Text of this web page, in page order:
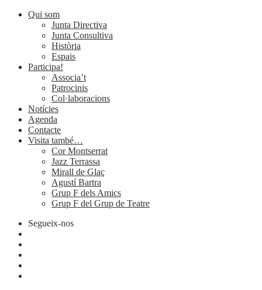
Qui som
Junta Directiva
Junta Consultiva
Història
Espais
Participa!
Associa’t
Patrocinis
Col·laboracions
Notícies
Agenda
Contacte
Visita també…
Cor Montserrat
Jazz Terrassa
Mirall de Glaç
Agustí Bartra
Grup F dels Amics
Grup F del Grup de Teatre
Segueix-nos